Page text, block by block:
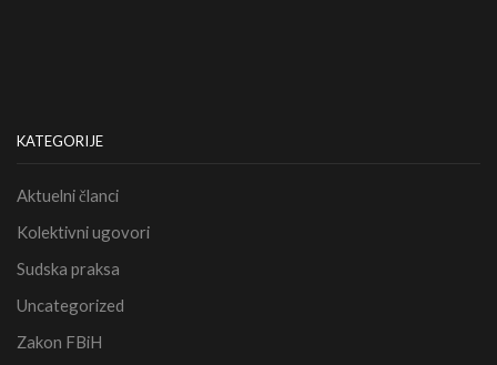
KATEGORIJE
Aktuelni članci
Kolektivni ugovori
Sudska praksa
Uncategorized
Zakon FBiH